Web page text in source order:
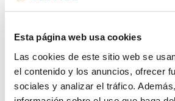
Esta página web usa cookies
Las cookies de este sitio web se
el contenido y los anuncios, ofrecer
sociales y analizar el tráfico.
nutrientes regeneradores del
optado por el bambú para
terraza, un material natural
inclemencias del tiempo.
en el entorno inmediato del